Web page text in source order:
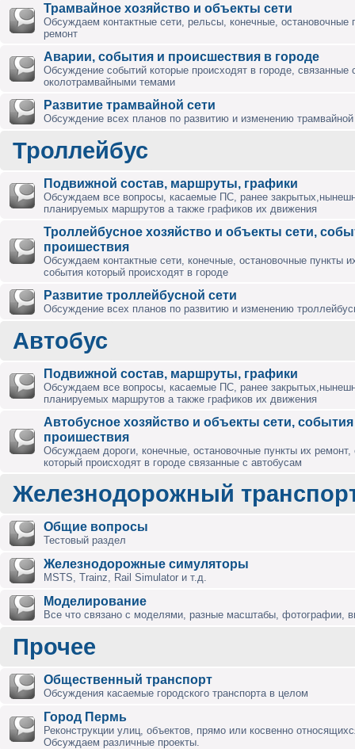
Трамвайное хозяйство и объекты сети
Обсуждаем контактные сети, рельсы, конечные, остановочные
ремонт
Аварии, события и происшествия в городе
Обсуждение событий которые происходят в городе, связанные
околотрамвайными темами
Развитие трамвайной сети
Обсуждение всех планов по развитию и изменению трамвайной
Троллейбус
Подвижной состав, маршруты, графики
Обсуждаем все вопросы, касаемые ПС, ранее
планируемых маршрутов а также графиков их движения
Троллейбусное хозяйство и объекты сети,
проишествия
Обсуждаем контактные сети, конечные, остановочные пункты
события который происходят в городе
Развитие троллейбусной сети
Обсуждение всех планов по развитию и изменению
Автобус
Подвижной состав, маршруты, графики
Обсуждаем все вопросы, касаемые ПС, ранее
планируемых маршрутов а также графиков их движения
Автобусное хозяйство и объекты сети,
проишествия
Обсуждаем дороги, конечные, остановочные пункты их ремонт,
который происходят в городе связанные с автобусам
Железнодорожный
Общие вопросы
Тестовый раздел
Железнодорожные симуляторы
MSTS, Trainz, Rail Simulator и т.д.
Моделирование
Все что связано с моделями, разные масштабы, фотографии,
Прочее
Общественный транспорт
Обсуждения касаемые городского транспорта в целом
Город Пермь
Реконструкции улиц, объектов, прямо или косвенно
Обсуждаем различные проекты.